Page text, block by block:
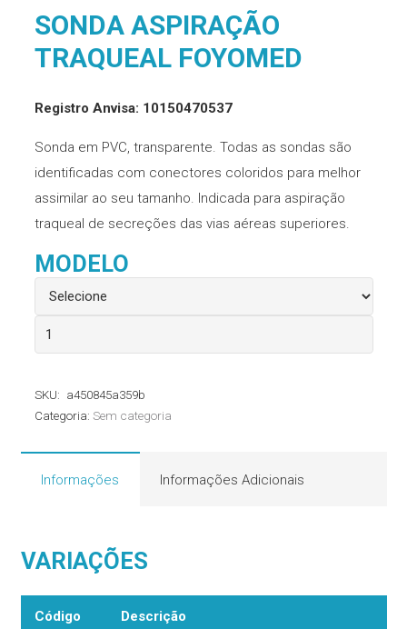
SONDA ASPIRAÇÃO
TRAQUEAL FOYOMED
Registro Anvisa: 10150470537
Sonda em PVC, transparente. Todas as sondas são
identificadas com conectores coloridos para melhor
assimilar ao seu tamanho. Indicada para aspiração
traqueal de secreções das vias aéreas superiores.
MODELO
Sonda
Aspiração
Foyomed
SKU: a450845a359b
Categoria: Sem categoria
Informações Informações Adicionais
VARIAÇÕES
Código Descrição